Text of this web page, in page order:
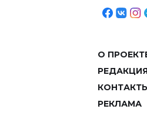
О
РЕКЛАМА